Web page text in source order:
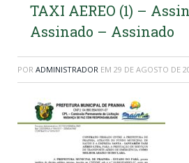
TAXI AEREO (1) –
Assinado – Assinado
POR ADMINISTRADOR EM 29 DE AGOSTO DE